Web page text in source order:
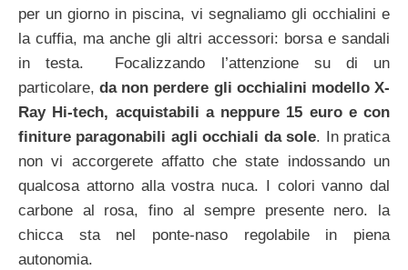
per un giorno in piscina, vi segnaliamo gli occhialini e
la cuffia, ma anche gli altri accessori: borsa e sandali
in testa. Focalizzando l’attenzione su di un
particolare,da non perdere gli occhialini modello X-
Ray Hi-tech, acquistabili a neppure 15 euro e con
finiture paragonabili agli occhiali da sole. In pratica
non vi accorgerete affatto che state indossando un
qualcosa attorno alla vostra nuca. I colori vanno dal
carbone al rosa, fino al sempre presente nero. la
chicca sta nel ponte-naso regolabile in piena
autonomia.